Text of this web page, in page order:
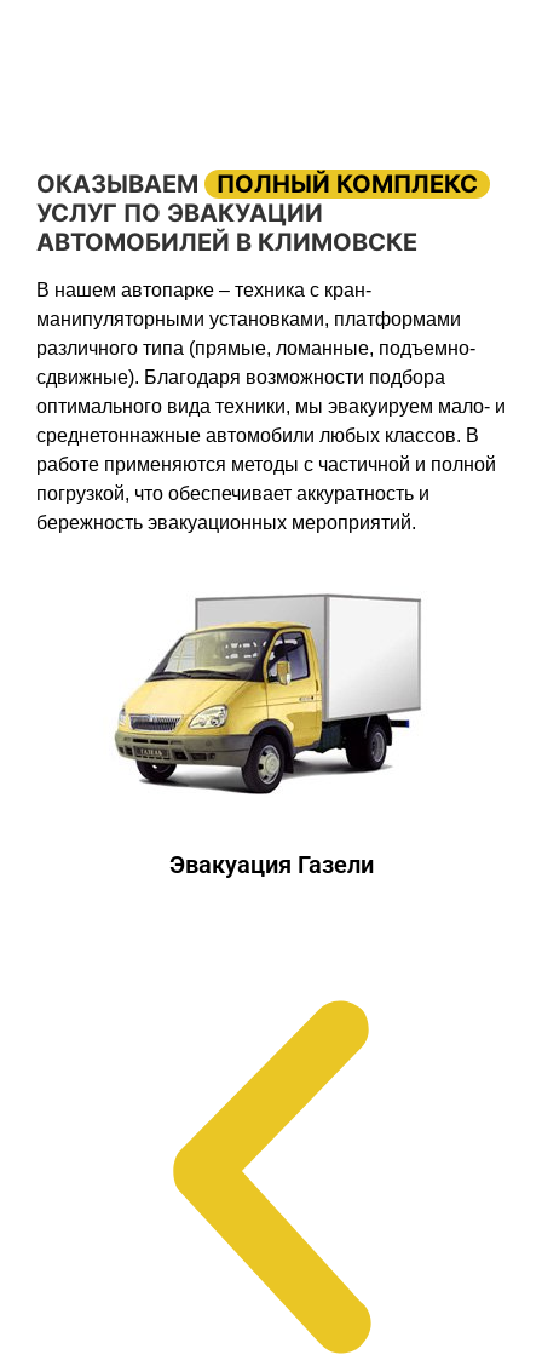
ОКАЗЫВАЕМ
ПОЛНЫЙ КОМПЛЕКС
УСЛУГ ПО ЭВАКУАЦИИ
АВТОМОБИЛЕЙ В КЛИМОВСКЕ
В нашем автопарке – техника с кран-
манипуляторными установками, платформами
различного типа (прямые, ломанные, подъемно-
сдвижные). Благодаря возможности подбора
оптимального вида техники, мы эвакуируем мало- и
среднетоннажные автомобили любых классов. В
работе применяются методы с частичной и полной
погрузкой, что обеспечивает аккуратность и
бережность эвакуационных мероприятий.
Эвакуация Газели